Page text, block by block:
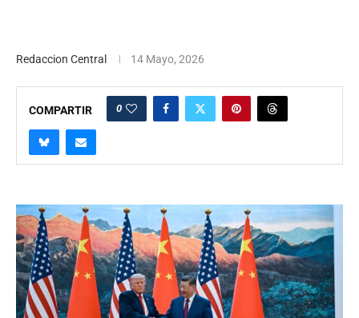
Redaccion Central 14 Mayo, 2026
COMPARTIR 0